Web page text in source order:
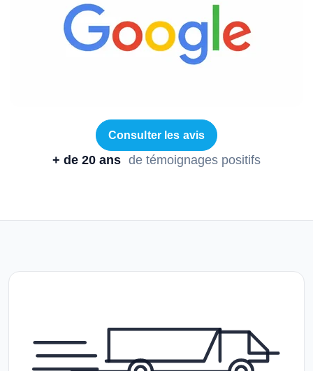
Consulter les avis
+ de 20 ans de témoignages positifs